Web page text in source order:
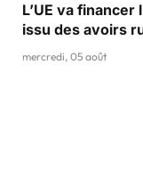
L’UE va
issu des avoirs
mercredi, 05 août